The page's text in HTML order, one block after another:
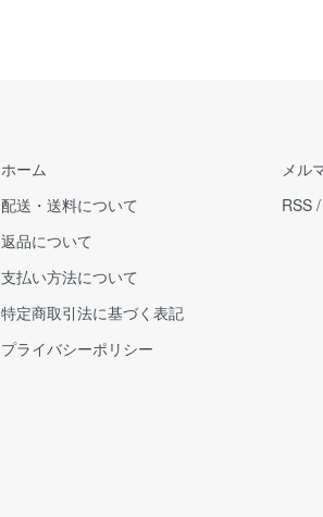
ホーム
配送・送料について
返品について
支払い方法について
特定商取引法に基づく表記
プライバシーポリシー
メル
RSS /